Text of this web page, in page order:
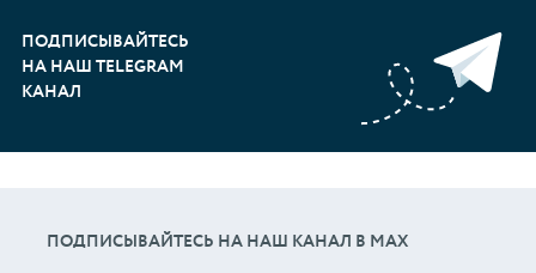
ПОДПИСЫВАЙТЕСЬ
НА НАШ TELEGRAM
КАНАЛ
ПОДПИСЫВАЙТЕСЬ НА НАШ КАНАЛ В МАХ